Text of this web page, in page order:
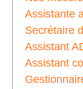
Assistante
Secrétaire
Assistant
Assistant